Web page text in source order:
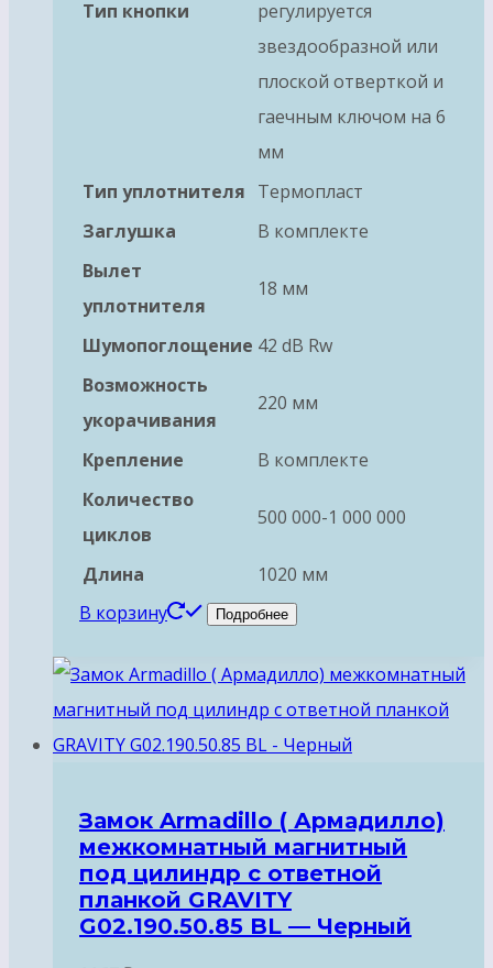
Тип кнопки
регулируется
звездообразной или
плоской отверткой и
гаечным ключом на 6
мм
Тип уплотнителя Термопласт
Заглушка
В комплекте
Вылет
уплотнителя
18 мм
Шумопоглощение 42 dB Rw
Возможность
укорачивания
220 мм
Крепление
В комплекте
Количество
циклов
500 000-1 000 000
Длина
1020 мм
В корзину
Подробнее
Замок Armadillo ( Армадилло)
межкомнатный магнитный
под цилиндр с ответной
планкой GRAVITY
G02.190.50.85 BL — Черный